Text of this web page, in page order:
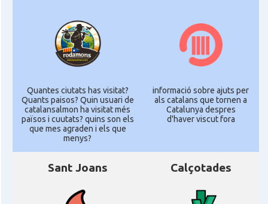
Quantes ciutats has visitat?
Quants paisos? Quin usuari de
catalansalmon ha visitat més
països i cuutats? quins son els
que mes agraden i els que
menys?
informació sobre ajuts per
als catalans que tornen a
Catalunya despres
d'haver viscut fora
Sant Joans Calçotades